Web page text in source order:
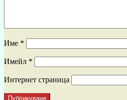
Име *
Имейл *
Интернет страница